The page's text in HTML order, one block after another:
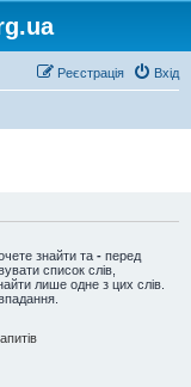
Вхід
Реєстрація
знайти та - перед
список слів,
лише одне з цих слів.